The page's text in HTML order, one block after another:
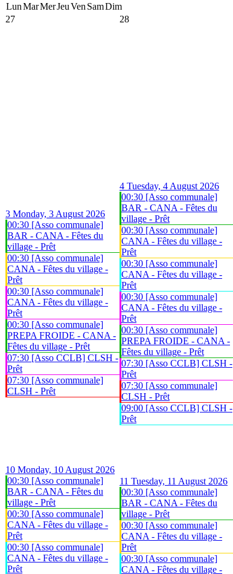
LunMarMerJeuVen SamDim
27
28
3 Monday, 3 August 2026
00:30 [Asso communale]
BAR - CANA - Fêtes du
village - Prêt
00:30 [Asso communale]
CANA - Fêtes du village -
Prêt
00:30 [Asso communale]
CANA - Fêtes du village -
Prêt
00:30 [Asso communale]
PREPA FROIDE - CANA -
Fêtes du village - Prêt
07:30 [Asso CCLB] CLSH -
Prêt
07:30 [Asso communale]
CLSH - Prêt
4 Tuesday, 4 August 2026
00:30 [Asso communale]
BAR - CANA - Fêtes du
village - Prêt
00:30 [Asso communale]
CANA - Fêtes du village -
Prêt
00:30 [Asso communale]
CANA - Fêtes du village -
Prêt
00:30 [Asso communale]
CANA - Fêtes du village -
Prêt
00:30 [Asso communale]
PREPA FROIDE - CANA -
Fêtes du village - Prêt
07:30 [Asso CCLB] CLSH -
Prêt
07:30 [Asso communale]
CLSH - Prêt
09:00 [Asso CCLB] CLSH -
Prêt
10 Monday, 10 August 2026
00:30 [Asso communale]
BAR - CANA - Fêtes du
village - Prêt
00:30 [Asso communale]
CANA - Fêtes du village -
Prêt
00:30 [Asso communale]
CANA - Fêtes du village -
Prêt
11 Tuesday, 11 August 2026
00:30 [Asso communale]
BAR - CANA - Fêtes du
village - Prêt
00:30 [Asso communale]
CANA - Fêtes du village -
Prêt
00:30 [Asso communale]
CANA - Fêtes du village -